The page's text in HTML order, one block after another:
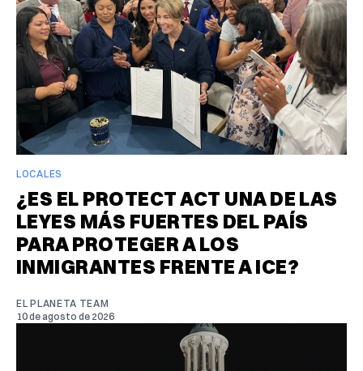
LOCALES
¿ES EL PROTECT ACT UNA DE LAS
LEYES MÁS FUERTES DEL PAÍS
PARA PROTEGER A LOS
INMIGRANTES FRENTE A ICE?
EL PLANETA TEAM
10 de agosto de 2026